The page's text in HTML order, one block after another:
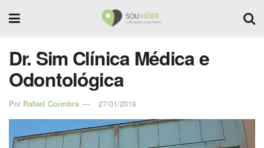
Dr. Sim Clínica Médica e
Odontológica
Por Rafael Coimbra 27/01/2019